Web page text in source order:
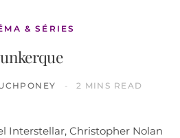
& SÉRIES
2 MINS READ
Interstellar, Christopher Nolan